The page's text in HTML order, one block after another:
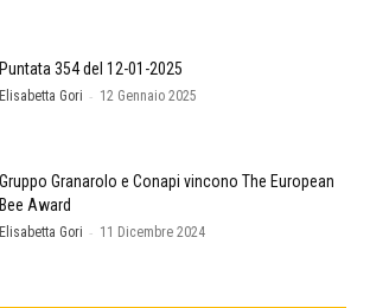
Puntata 354 del 12-01-2025
Elisabetta Gori - 12 Gennaio 2025
Gruppo Granarolo e Conapi vincono The European
Bee Award
Elisabetta Gori - 11 Dicembre 2024